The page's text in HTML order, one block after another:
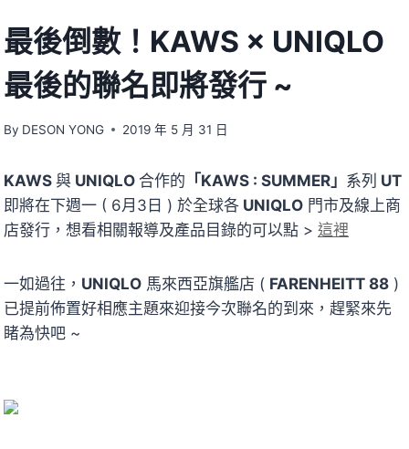
最後倒數！KAWS × UNIQLO
最後的聯名即將發行 ~
By DESON YONG 2019 年 5 月 31 日
KAWS 與 UNIQLO 合作的 「KAWS : SUMMER」 系列 UT
即將在下週一 ( 6月3日 ) 於全球各 UNIQLO 門市及線上商
店發行，想看相關報導及產品目錄的可以點 > 這裡
一如過往， UNIQLO 馬來西亞旗艦店 ( FARENHEITT 88 )
已提前佈置好相應主題來迎接今次聯名的到來，趕緊來先
睹為快吧 ~